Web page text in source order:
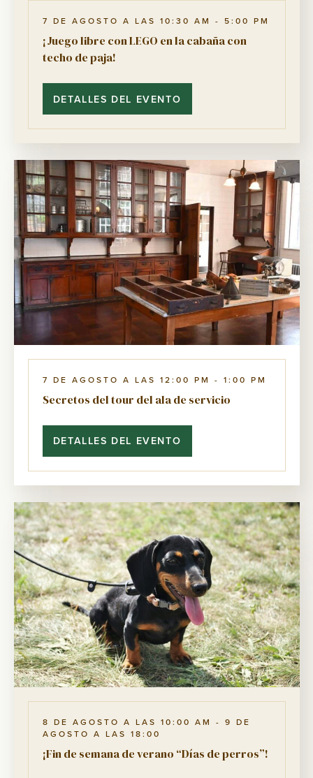
7 DE AGOSTO A LAS 10:30 AM - 5:00 PM
¡Juego libre con LEGO en la cabaña con
techo de paja!
DETALLES DEL EVENTO
CON
LEGO
CABAÑA
CON
TECHO
DE
PAJA!
7 DE AGOSTO A LAS 12:00 PM - 1:00 PM
Secretos del tour del ala de servicio
DETALLES DEL EVENTO
TOUR
DEL
DE
SERVICIO
8 DE AGOSTO A LAS 10:00 AM - 9 DE
AGOSTO A LAS 18:00
¡Fin de semana de verano “Días de perros”!